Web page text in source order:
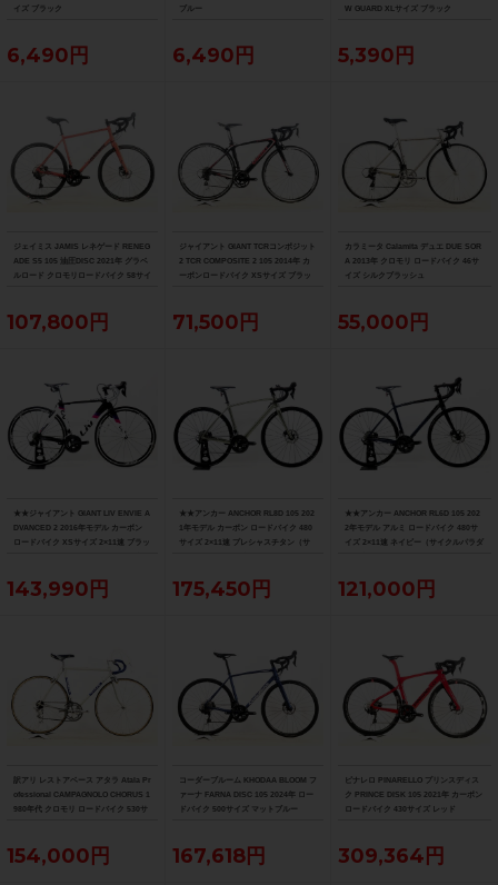
イズ ブラック
6,490円
ブルー
6,490円
W GUARD XLサイズ ブラック
5,390円
ジェイミス JAMIS レネゲード RENEG
ADE S5 105 油圧DISC 2021年 グラベ
ルロード クロモリロードバイク 58サイ
107,800円
ジャイアント GIANT TCRコンポジット
2 TCR COMPOSITE 2 105 2014年 カ
ーボンロードバイク XSサイズ ブラッ
71,500円
カラミータ Calamita デュエ DUE SOR
A 2013年 クロモリ ロードバイク 46サ
イズ シルクブラッシュ
55,000円
★★ジャイアント GIANT LIV ENVIE A
DVANCED 2 2016年モデル カーボン
ロードバイク XSサイズ 2×11速 ブラッ
143,990円
★★アンカー ANCHOR RL8D 105 202
1年モデル カーボン ロードバイク 480
サイズ 2×11速 プレシャスチタン（サ
175,450円
★★アンカー ANCHOR RL6D 105 202
2年モデル アルミ ロードバイク 480サ
イズ 2×11速 ネイビー（サイクルパラダ
121,000円
訳アリ レストアベース アタラ Atala Pr
ofessional CAMPAGNOLO CHORUS 1
980年代 クロモリ ロードバイク 530サ
154,000円
コーダーブルーム KHODAA BLOOM フ
ァーナ FARNA DISC 105 2024年 ロー
ドバイク 500サイズ マットブルー
167,618円
ピナレロ PINARELLO プリンスディス
ク PRINCE DISK 105 2021年 カーボン
ロードバイク 430サイズ レッド
309,364円